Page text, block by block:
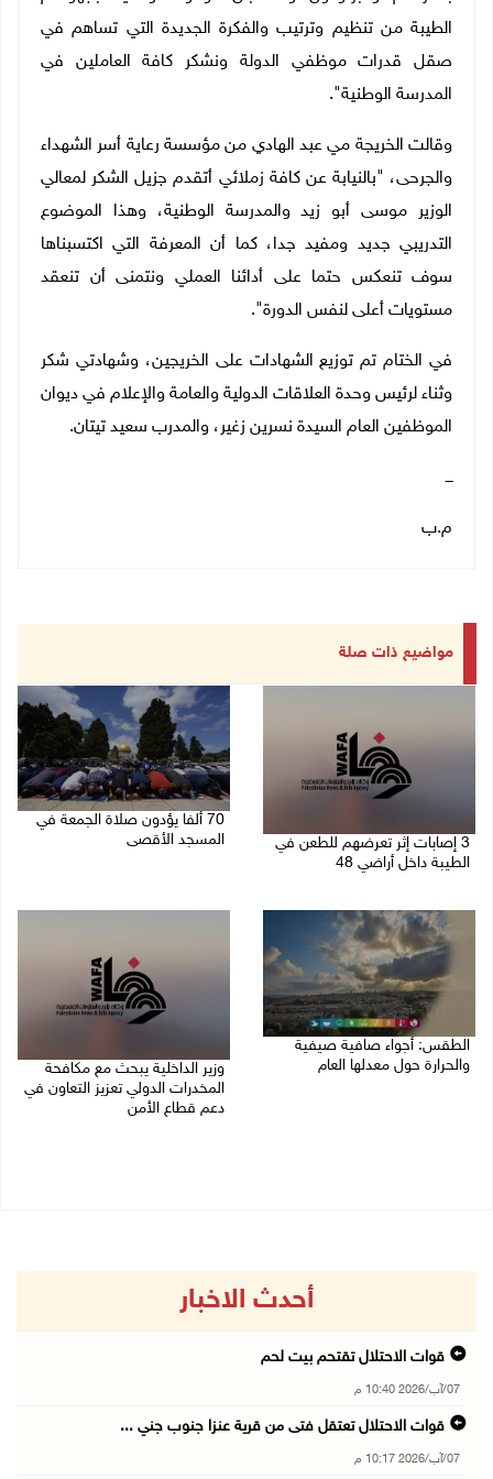
الطيبة من تنظيم وترتيب والفكرة الجديدة التي تساهم في
صقل قدرات موظفي الدولة ونشكر كافة العاملين في
المدرسة الوطنية".
وقالت الخريجة مي عبد الهادي من مؤسسة رعاية أسر الشهداء
والجرحى، "بالنيابة عن كافة زملائي أتقدم جزيل الشكر لمعالي
الوزير موسى أبو زيد والمدرسة الوطنية، وهذا الموضوع
التدريبي جديد ومفيد جدا، كما أن المعرفة التي اكتسبناها
سوف تنعكس حتما على أدائنا العملي ونتمنى أن تنعقد
مستويات أعلى لنفس الدورة".
في الختام تم توزيع الشهادات على الخريجين، وشهادتي شكر
وثناء لرئيس وحدة العلاقات الدولية والعامة والإعلام في ديوان
الموظفين العام السيدة نسرين زغير، والمدرب سعيد تيتان.
ـــ
م.ب
مواضيع ذات صلة
3 إصابات إثر تعرضهم للطعن في
الطيبة داخل أراضي 48
70 ألفا يؤدون صلاة الجمعة في
المسجد الأقصى
الطقس: أجواء صافية صيفية
والحرارة حول معدلها العام
وزير الداخلية يبحث مع مكافحة
المخدرات الدولي تعزيز التعاون في
دعم قطاع الأمن
أحدث الاخبار
قوات الاحتلال تقتحم بيت لحم
07/آب/2026 10:40 م
قوات الاحتلال تعتقل فتى من قرية عنزا جنوب جني ...
07/آب/2026 10:17 م